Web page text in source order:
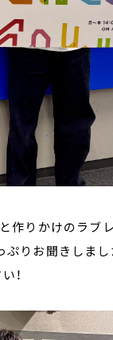
りかけのラブレ
りお聞きしま
！